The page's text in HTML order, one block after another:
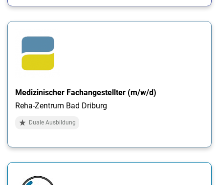
Medizinischer Fachangestellter (m/w/d)
Reha-Zentrum Bad Driburg
Duale Ausbildung